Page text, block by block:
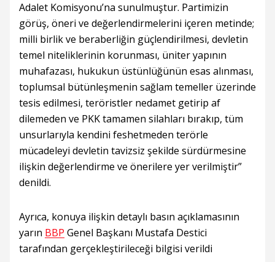
Adalet Komisyonu’na sunulmuştur. Partimizin
görüş, öneri ve değerlendirmelerini içeren metinde;
milli birlik ve beraberliğin güçlendirilmesi, devletin
temel niteliklerinin korunması, üniter yapının
muhafazası, hukukun üstünlüğünün esas alınması,
toplumsal bütünleşmenin sağlam temeller üzerinde
tesis edilmesi, teröristler nedamet getirip af
dilemeden ve PKK tamamen silahları bırakıp, tüm
unsurlarıyla kendini feshetmeden terörle
mücadeleyi devletin tavizsiz şekilde sürdürmesine
ilişkin değerlendirme ve önerilere yer verilmiştir”
denildi.
Ayrıca, konuya ilişkin detaylı basın açıklamasının
yarın BBP Genel Başkanı Mustafa Destici
tarafından gerçekleştirileceği bilgisi verildi